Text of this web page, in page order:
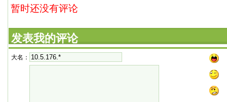
暂时还没有评论
发表我的评论
大名：